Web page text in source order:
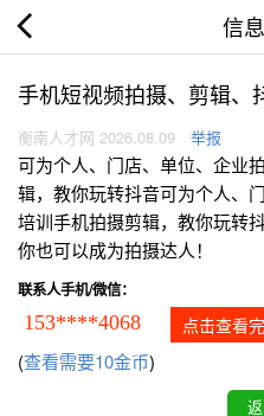
信
手机短视频拍摄、剪辑、
衡南人才网 2026.08.09 举报
可为个人、门店、单位、企业
辑，教你玩转抖音可为个人、
培训手机拍摄剪辑，教你玩转
你也可以成为拍摄达人！
联系人手机/微信：
153****4068 点击查看
(查看需要10金币)